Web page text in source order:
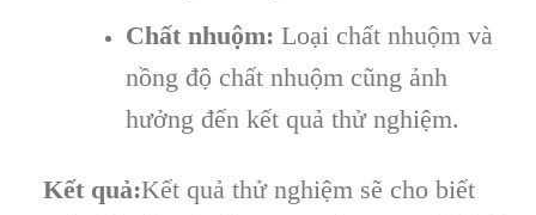
Chất nhuộm: Loại chất nhuộm và
nồng độ chất nhuộm cũng ảnh
hưởng đến kết quả thử nghiệm.
Kết quả:Kết quả thử nghiệm sẽ cho biết